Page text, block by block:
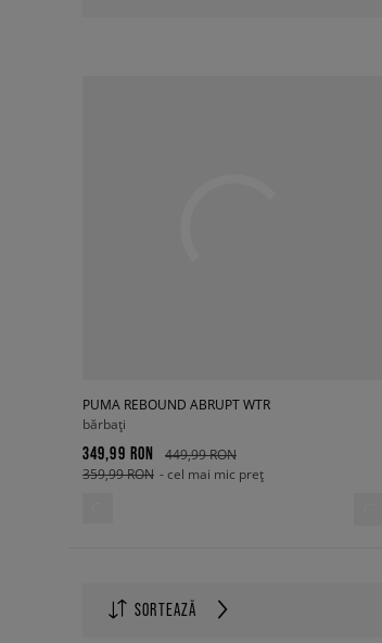
PUMA REBOUND ABRUPT WTR
bărbați
349,99 RON
449,99 RON
359,99 RON - cel mai mic preț
SORTEAZĂ